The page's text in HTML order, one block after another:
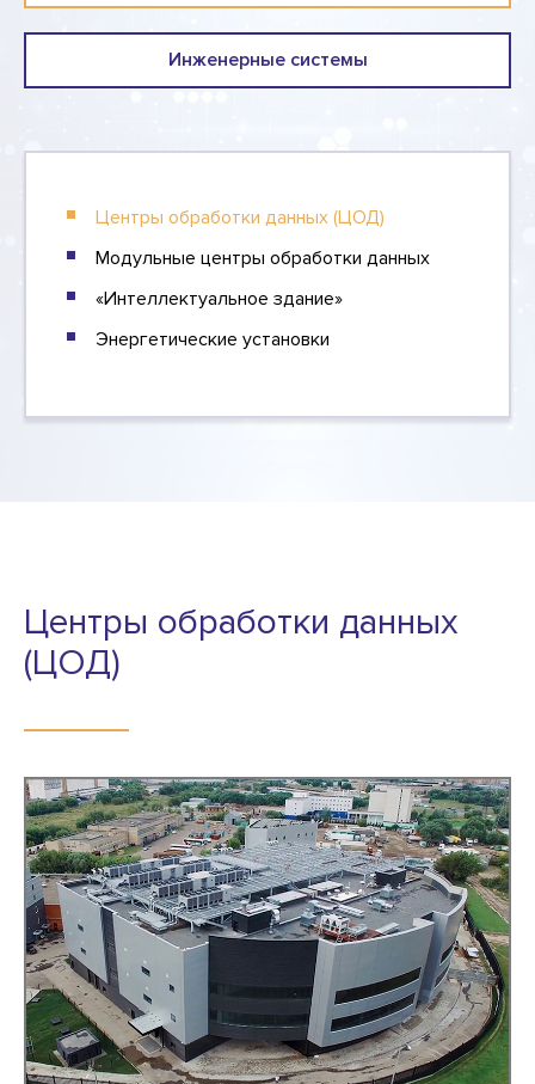
Инженерные системы
Центры обработки данных (ЦОД)
Модульные центры обработки данных
«Интеллектуальное здание»
Энергетические установки
Центры обработки данных
(ЦОД)